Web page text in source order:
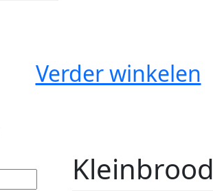
Verder winkelen
Kleinbrood